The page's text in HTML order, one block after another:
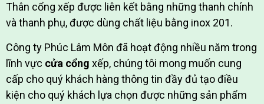
Thân cổng xếp được liên kết bằng những thanh chính
và thanh phụ, được dùng chất liệu bằng inox 201.
Công ty Phúc Lâm Môn đã hoạt động nhiều năm trong
lĩnh vực cửa cổng xếp, chúng tôi mong muốn cung
cấp cho quý khách hàng thông tin đầy đủ tạo điều
kiện cho quý khách lựa chọn được những sản phẩm